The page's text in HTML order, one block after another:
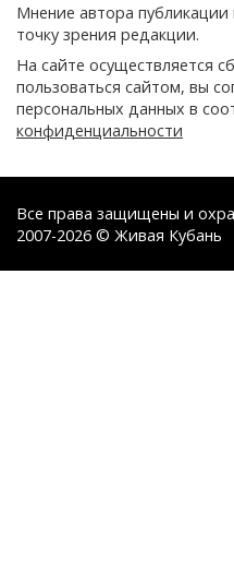
Мнение автора
точку зрения редакции.
На сайте осуществляется
пользоваться сайтом, вы
персональных данных в
конфиденциальности
Все права защищены и
2007-2026 © Живая Кубань